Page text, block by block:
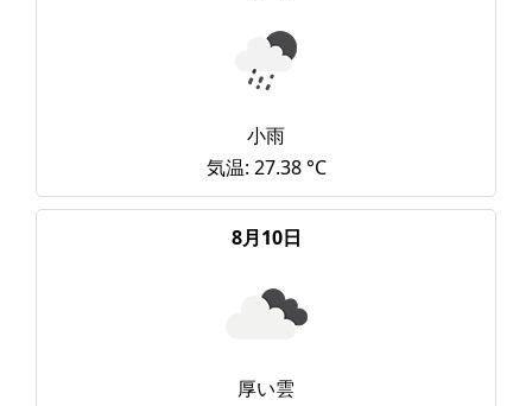
小雨
気温: 27.38 °C
8月10日
厚い雲